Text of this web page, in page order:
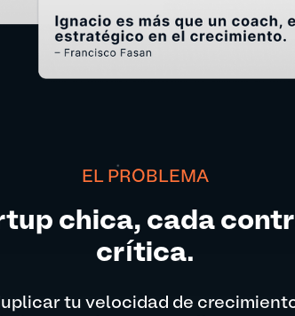
EL PROBLEMA
chica, cada
crítica.
tu velocidad de